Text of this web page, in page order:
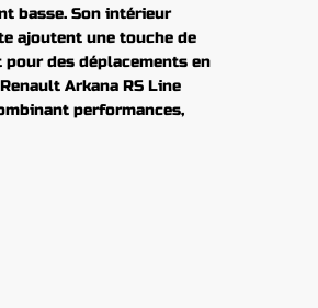
basse. Son intérieur
ajoutent une touche de
des déplacements en
Arkana RS Line
performances,